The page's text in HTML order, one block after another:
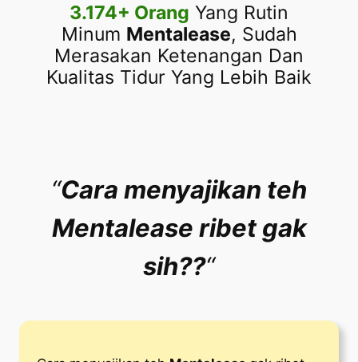
3.174+ Orang Yang Rutin
Minum Mentalease, Sudah
Merasakan Ketenangan Dan
Kualitas Tidur Yang Lebih Baik
“Cara menyajikan teh
Mentalease ribet gak
sih??“